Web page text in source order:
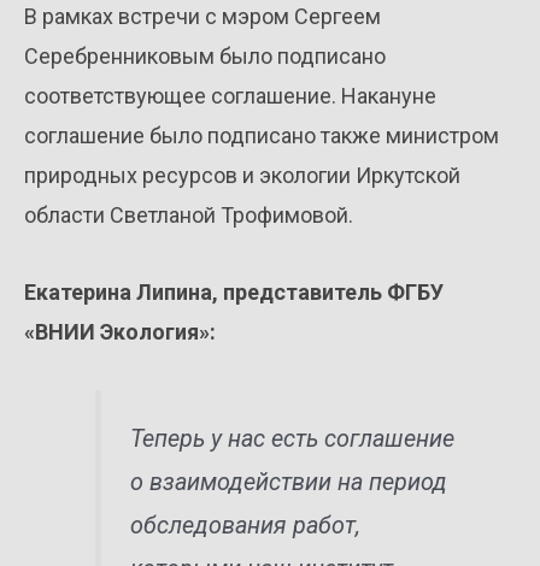
В рамках встречи с мэром Сергеем
Серебренниковым было подписано
соответствующее соглашение. Накануне
соглашение было подписано также министром
природных ресурсов и экологии Иркутской
области Светланой Трофимовой.
Екатерина Липина, представитель ФГБУ
«ВНИИ Экология»:
Теперь у нас есть соглашение
о взаимодействии на период
обследования работ,